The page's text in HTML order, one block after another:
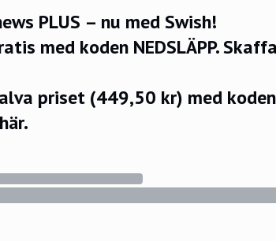
PLUS – nu med Swish!
med koden NEDSLÄPP.
priset (449,50 kr) med koden